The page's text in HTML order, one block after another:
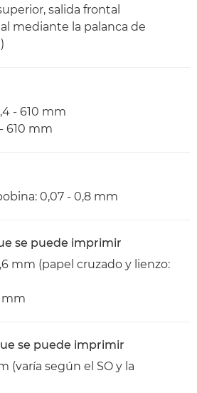
salida frontal
mediante la palanca de
- 610 mm
610 mm
0,07 - 0,8 mm
se puede imprimir
mm (papel cruzado y lienzo:
mm
se puede imprimir
(varía según el SO y la